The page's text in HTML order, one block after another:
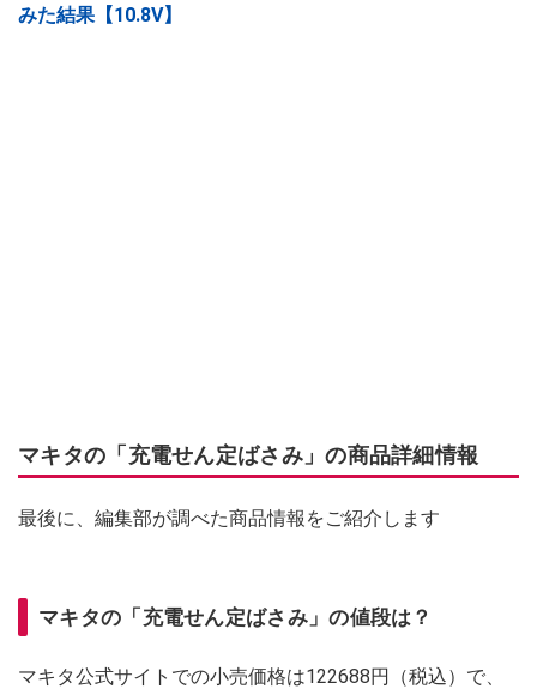
みた結果【10.8V】
マキタの「充電せん定ばさみ」の商品詳細情報
最後に、編集部が調べた商品情報をご紹介します
マキタの「充電せん定ばさみ」の値段は？
マキタ公式サイトでの小売価格は122688円（税込）で、